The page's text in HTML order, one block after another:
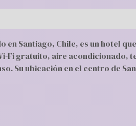
en Santiago, Chile, es un hotel
Fi gratuito, aire acondicionado,
Su ubicación en el centro de